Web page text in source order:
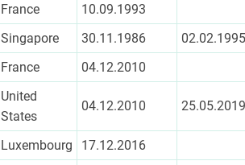
France
10.09.1993
Singapore 30.11.1986
02.02.1995
France 04.12.2010
United
States
04.12.2010 25.05.2019
Luxembourg
17.12.2016